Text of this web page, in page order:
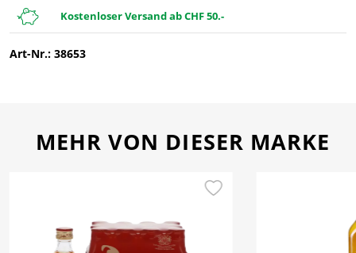
Kostenloser Versand ab CHF 50.-
Art-Nr.: 38653
MEHR VON DIESER MARKE